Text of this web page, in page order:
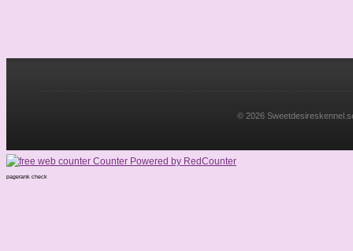
© 2026
pagerank check